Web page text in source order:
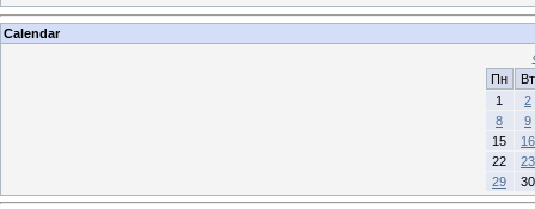
Calendar
Пн
Вт
1
2
8
9
15
16
22
23
29
30